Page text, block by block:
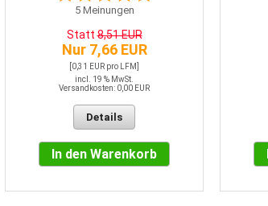
5Meinungen
Statt8,51 EUR
Nur 7,66 EUR
[0,31 EUR pro LFM]
incl. 19 % MwSt.
Versandkosten: 0,00 EUR
Details
In den Warenkorb